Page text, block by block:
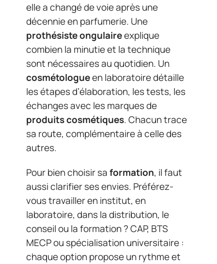
elle a changé de voie après une
décennie en parfumerie. Une
prothésiste ongulaireexplique
combien la minutie et la technique
sont nécessaires au quotidien. Un
cosmétologueen laboratoire détaille
les étapes d’élaboration, les tests, les
échanges avec les marques de
produits cosmétiques. Chacun trace
sa route, complémentaire à celle des
autres.
Pour bien choisir saformation, il faut
aussi clarifier ses envies. Préférez-
vous travailler en institut, en
laboratoire, dans la distribution, le
conseil ou la formation ? CAP, BTS
MECP ou spécialisation universitaire :
chaque option propose un rythme et